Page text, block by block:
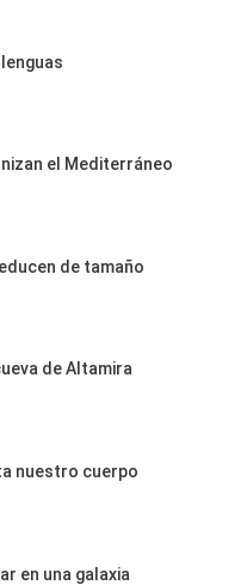
el Mediterráneo
de tamaño
de Altamira
nuestro cuerpo
en una galaxia